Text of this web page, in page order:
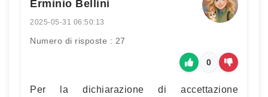
Erminio Bellini
2025-05-31 06:50:13
Numero di risposte : 27
0
Per la dichiarazione di accettazione